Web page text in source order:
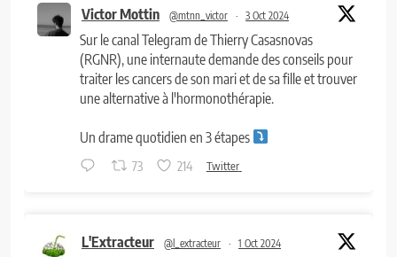
Victor Mottin @mtnn_victor · 3 Oct 2024
Sur le canal Telegram de Thierry Casasnovas
(RGNR), une internaute demande des conseils pour
traiter les cancers de son mari et de sa fille et trouver
une alternative à l'hormonothérapie.
Un drame quotidien en 3 étapes
73 214 Twitter
L'Extracteur @l_extracteur · 1 Oct 2024